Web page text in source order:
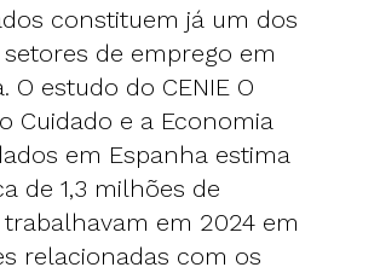
constituem já um dos
de emprego em
O estudo do CENIE O
Cuidado e a Economia
em Espanha estima
de 1,3 milhões de
trabalhavam em 2024 em
relacionadas com os